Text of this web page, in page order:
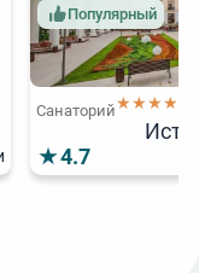
Популярный
Санаторий★★★★★
4.7